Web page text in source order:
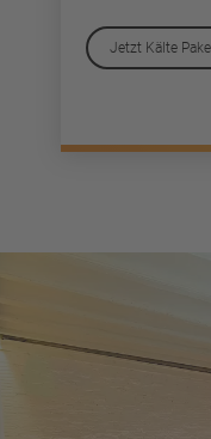
Jetzt Kälte